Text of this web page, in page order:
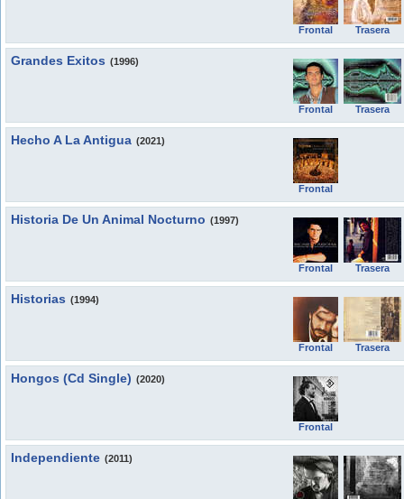
Frontal Trasera
Grandes Exitos (1996)
Frontal Trasera
Hecho A La Antigua (2021)
Frontal
Historia De Un Animal Nocturno (1997)
Frontal Trasera
Historias (1994)
Frontal Trasera
Hongos (Cd Single) (2020)
Frontal
Independiente (2011)